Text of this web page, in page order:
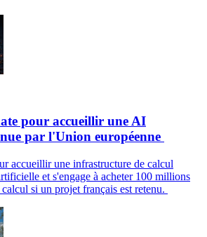
pour accueillir une AI
par l'Union européenne
accueillir une infrastructure de calcul
et s'engage à acheter 100 millions
si un projet français est retenu.